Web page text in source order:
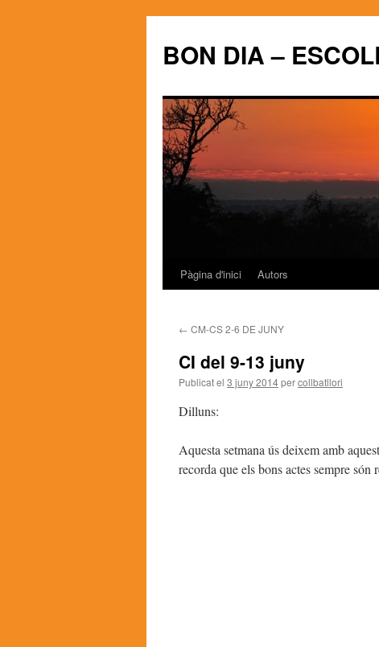
BON DIA –
Vés
contingut
Pàgina d'inici Autors
← CM-CS 2-6 DE JUNY
CI del 9-13 juny
Publicat el 3 juny 2014percollbatllori
Dilluns:
Aquesta setmana ús deixem amb
recorda que els bons actes sempre són